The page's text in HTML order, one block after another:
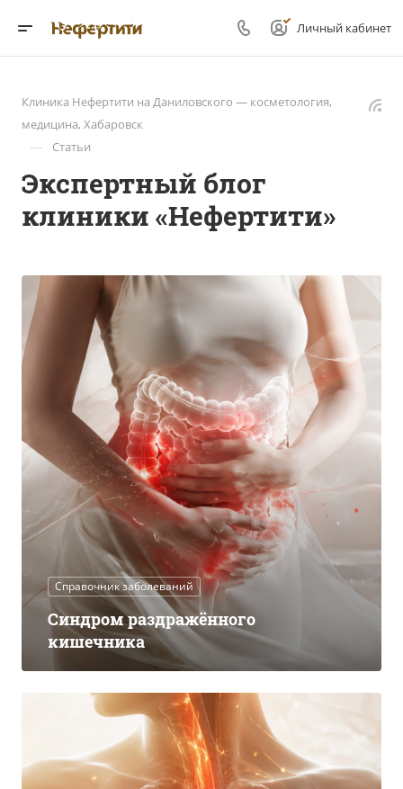
Личный кабинет
Клиника Нефертити на Даниловского — косметология,
медицина, Хабаровск
— Статьи
Экспертный блог
клиники «Нефертити»
Справочник заболеваний
Синдром раздражённого
кишечника